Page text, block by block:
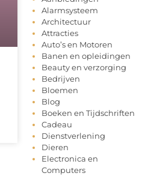
Alarmsysteem
Architectuur
Attracties
Auto’s en Motoren
Banen en opleidingen
Beauty en verzorging
Bedrijven
Bloemen
Blog
Boeken en Tijdschriften
Cadeau
Dienstverlening
Dieren
Electronica en
Computers